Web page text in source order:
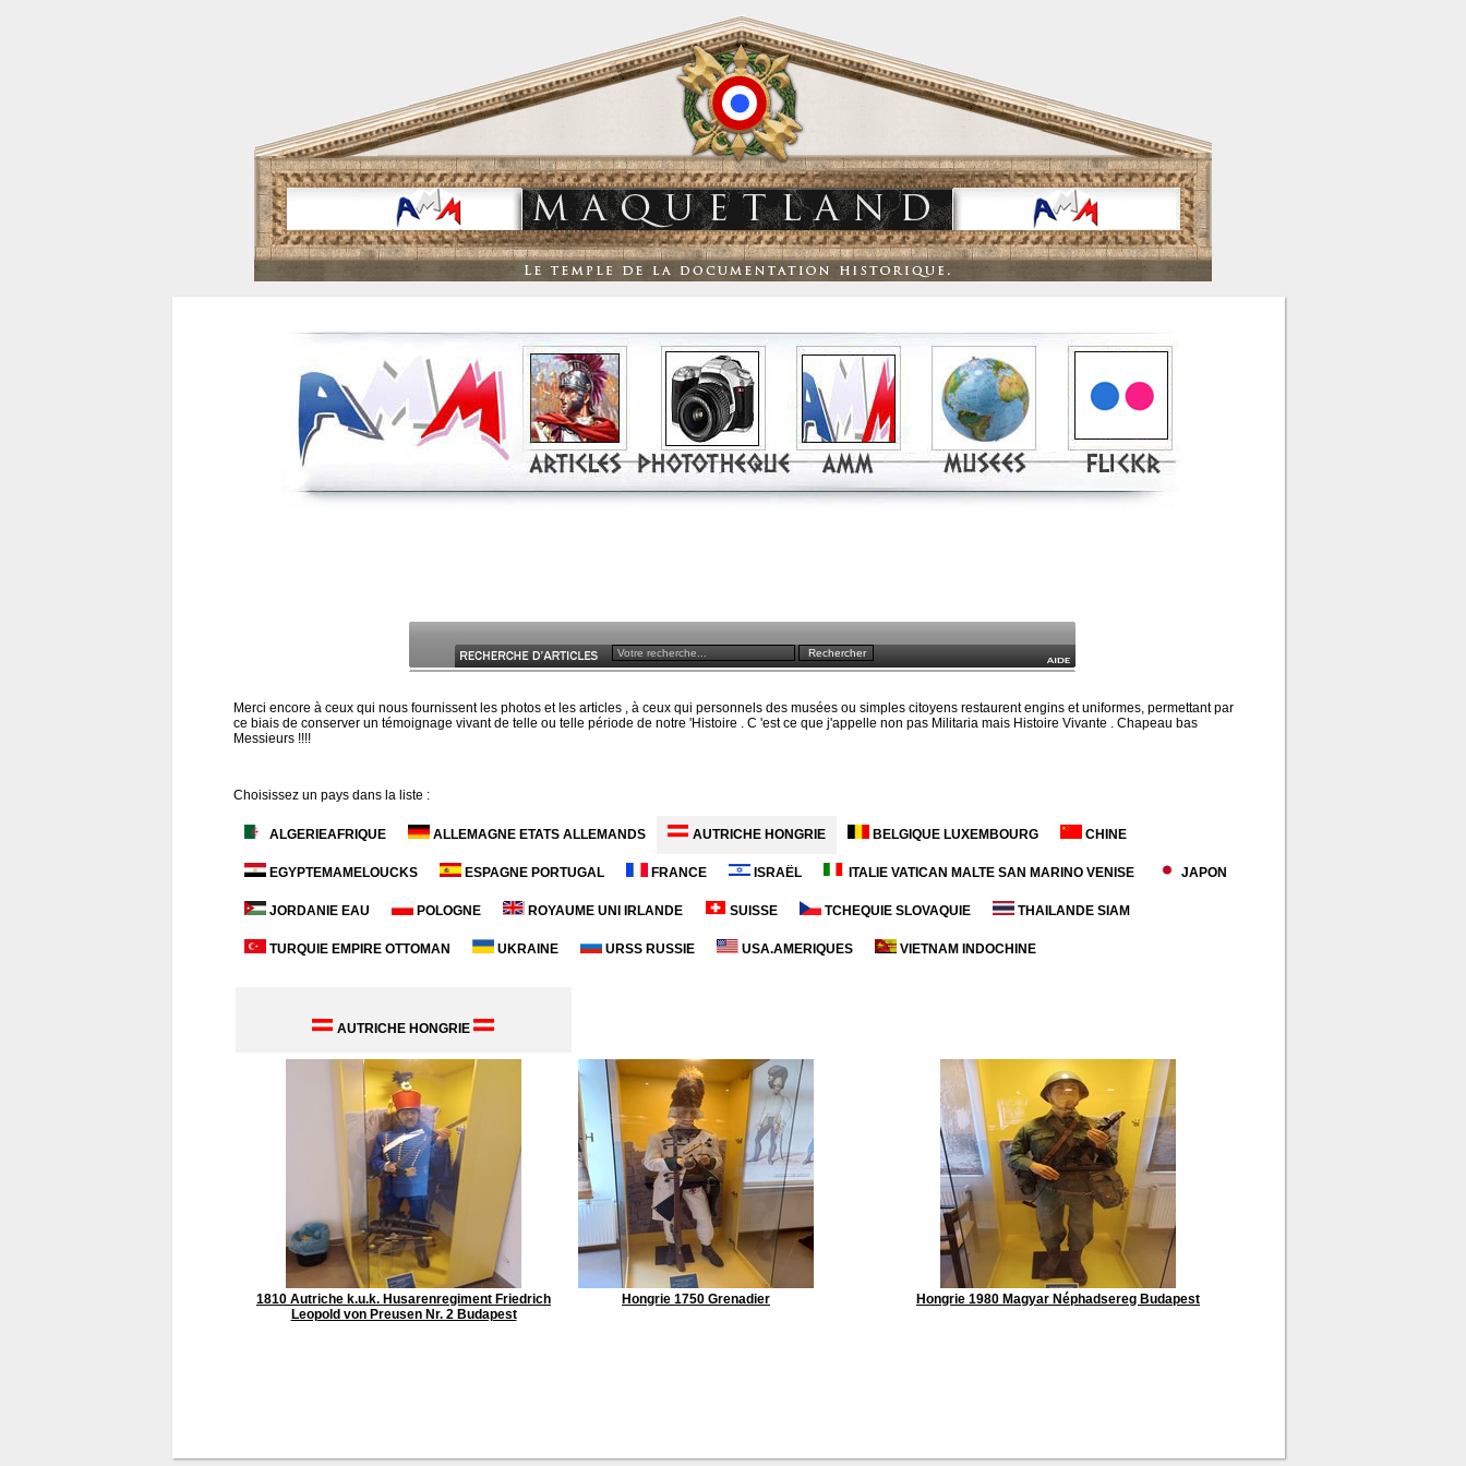
Merci encore à ceux qui nous fournissent les photos et les articles , à ceux qui personnels des musées ou simples citoyens restaurent engins et uniformes, permettant par
ce biais de conserver un témoignage vivant de telle ou telle période de notre 'Histoire . C 'est ce que j'appelle non pas Militaria mais Histoire Vivante . Chapeau bas
Messieurs !!!!
Choisissez un pays dans la liste :
ALGERIEAFRIQUE ALLEMAGNE ETATS ALLEMANDS AUTRICHE HONGRIE BELGIQUE LUXEMBOURG CHINE
EGYPTEMAMELOUCKS ESPAGNE PORTUGAL FRANCE ISRAËL ITALIE VATICAN MALTE SAN MARINO VENISE JAPON
JORDANIE EAU POLOGNE ROYAUME UNI IRLANDE SUISSE TCHEQUIE SLOVAQUIE THAILANDE SIAM
TURQUIE EMPIRE OTTOMAN UKRAINE URSS RUSSIE USA.AMERIQUES VIETNAM INDOCHINE
AUTRICHE HONGRIE
1810 Autriche k.u.k. Husarenregiment Friedrich
Leopold von Preusen Nr. 2 Budapest
Hongrie 1750 Grenadier Hongrie 1980 Magyar Néphadsereg Budapest